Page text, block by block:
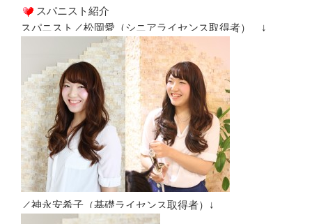
スパニスト紹介
スパニスト／松岡愛（シニアライセンス取得者） ↓
／神永安希子（基礎ライセンス取得者）↓